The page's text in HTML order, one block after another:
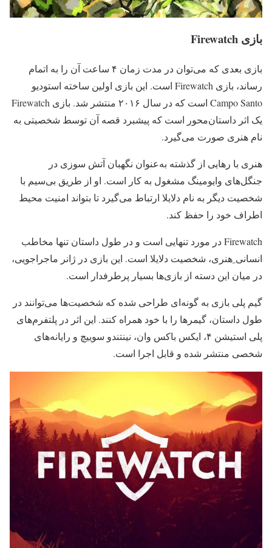
بازی Firewatch
بازی بعدی که می‌توان در مدت زمان ۴ ساعت آن را به اتمام
رساند، بازی Firewatch است. این بازی اولین ساخته استودیو
Campo Santo است که در سال ۲۰۱۶ منتشر شد. بازی Firewatch
یک اثر داستان‌محور است که پیشبرد قصه آن توسط شخصیتی به
نام هنری صورت می‌گیرد.
هنری با رهایی از گذشته به‌عنوان نگهبان آتش سوزی در
جنگل‌های وایومینگ مشغول به کار است. او از طریق بی‌سیم با
شخصیت دیگر به نام دلایلا ارتباط می‌گیرد تا بتواند امنیت محیط
اطراف خود را حفظ کند.
Firewatch در مورد تنهایی است و در طول داستان تنها مخاطب
انسانی ِهنری، شخصیت دلایلا است. این بازی در ژانر ماجراجویی،
در میان این دسته از بازی‌ها بسیار پرطرفدار است.
گیم پلی بازی به گونه‌ای طراحی شده که شخصیت‌ها می‌توانند در
طول داستان، گیمرها را با خود همراه کنند. این اثر در پلتفرم‌های
پلی استیشن ۴، ایکس باکس وان، نینتندو سوییچ و رایانه‌های
شخصی منتشر شده و قابل اجرا است.